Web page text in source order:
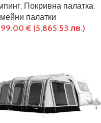
, Покривна палатка,
палатки
€ (5,865.53 лв.)